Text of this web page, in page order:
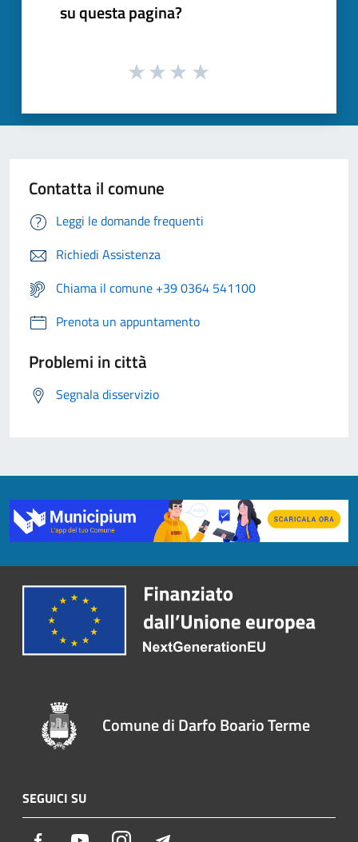
su questa pagina?
Contatta il comune
Leggi le domande frequenti
Richiedi Assistenza
Chiama il comune +39 0364 541100
Prenota un appuntamento
Problemi in città
Segnala disservizio
Comune di Darfo Boario Terme
SEGUICI SU